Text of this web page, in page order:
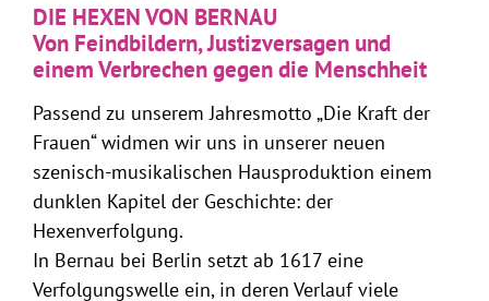
DIE HEXEN VON BERNAU
Von Feindbildern, Justizversagen und
einem Verbrechen gegen die Menschheit
Passend zu unserem Jahresmotto „Die Kraft der
Frauen“ widmen wir uns in unserer neuen
szenisch-musikalischen Hausproduktion einem
dunklen Kapitel der Geschichte: der
Hexenverfolgung.
In Bernau bei Berlin setzt ab 1617 eine
Verfolgungswelle ein, in deren Verlauf viele